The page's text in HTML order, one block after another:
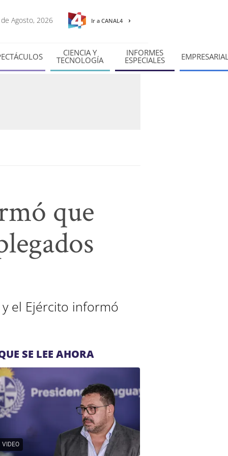
de Agosto, 2026 Ir a CANAL4
CIENCIA Y
TECNOLOGÍA
INFORMES
ESPECIALES
que
el Ejército informó
SE LEE AHORA
VIDEO